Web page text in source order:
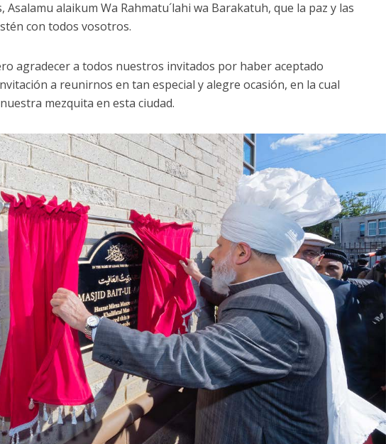
Asalamu alaikum Wa Rahmatu´lahi wa Barakatuh, que la paz y las
con todos vosotros.
agradecer a todos nuestros invitados por haber aceptado
a reunirnos en tan especial y alegre ocasión, en la cual
mezquita en esta ciudad.